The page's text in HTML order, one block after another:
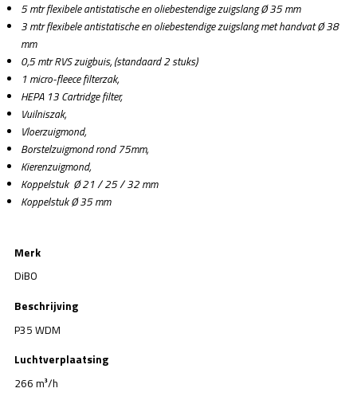
5 mtr flexibele antistatische en oliebestendige zuigslang Ø 35 mm
3 mtr flexibele antistatische en oliebestendige zuigslang met handvat Ø 38
mm
0,5 mtr RVS zuigbuis, (standaard 2 stuks)
1 micro-fleece filterzak,
HEPA 13 Cartridge filter,
Vuilniszak,
Vloerzuigmond,
Borstelzuigmond rond 75mm,
Kierenzuigmond,
Koppelstuk Ø 21 / 25 / 32 mm
Koppelstuk Ø 35 mm
Merk
DiBO
Beschrijving
P35 WDM
Luchtverplaatsing
266 m³/h